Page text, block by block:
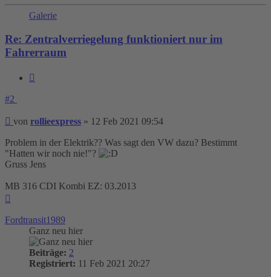
Galerie
Re: Zentralverriegelung funktioniert nur im
Fahrerraum
#2
Beitrag
von rollieexpress » 12 Feb 2021 09:54
Problem in der Elektrik?? Was sagt den VW dazu? Bestimmt
"Hatten wir noch nie!"?
Gruss Jens
MB 316 CDI Kombi EZ: 03.2013
Fordtransit1989
Ganz neu hier
Beiträge: 2
Registriert: 11 Feb 2021 20:27